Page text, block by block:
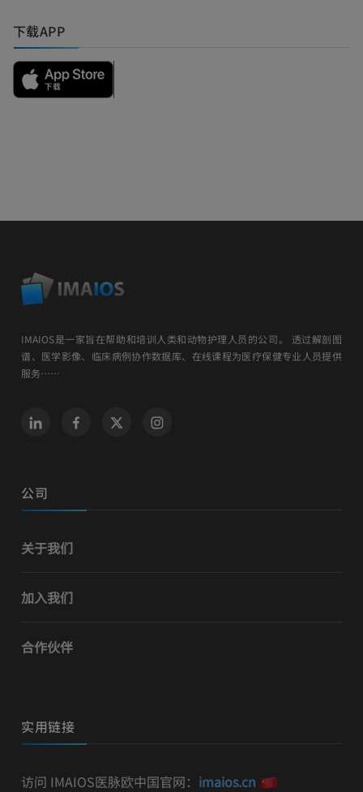
下载APP
IMAIOS是一家旨在帮助和培训人类和动物护理人员的公司。 透过解剖图
谱、医学影像、临床病例协作数据库、在线课程为医疗保健专业人员提供
服务……
公司
关于我们
加入我们
合作伙伴
实用链接
访问 IMAIOS医脉欧中国官网： imaios.cn